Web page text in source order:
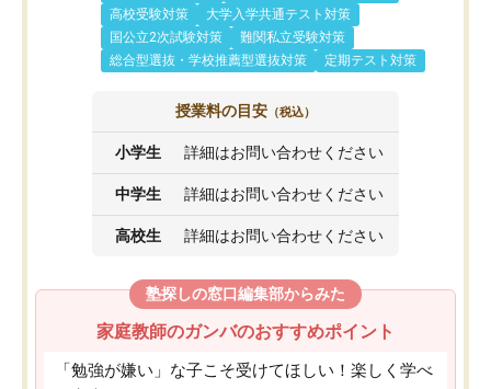
高校受験対策
大学入学共通テスト対策
国公立2次試験対策
難関私立受験対策
総合型選抜・学校推薦型選抜対策
定期テスト対策
授業料の目安 （税込）
小学生 詳細はお問い合わせください
中学生 詳細はお問い合わせください
高校生 詳細はお問い合わせください
塾探しの窓口編集部からみた
家庭教師のガンバのおすすめポイント
「勉強が嫌い」な子こそ受けてほしい！楽しく学べ